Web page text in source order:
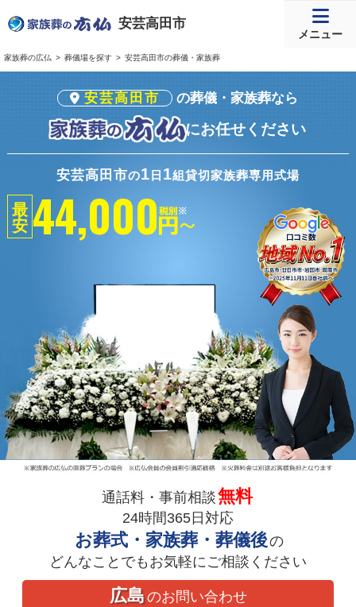
安芸高田市
メニュー
家族葬の広仏 葬儀場を探す 安芸高田市の葬儀・家族葬
安芸高田市 の葬儀・家族葬なら
にお任せください
安芸高田市の1 日 1組貸切家族葬専用式場
最
安 44,000
通話料・事前相談無料
24時間365日対応
お葬式・家族葬・葬儀後の
どんなことでもお気軽にご相談ください
広島のお問い合わせ